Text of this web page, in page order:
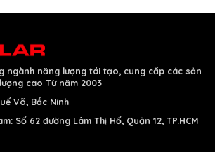
ngành năng lượng tái tạo, cung cấp các sản
cao Từ năm 2003
Võ, Bắc Ninh
Số 62 đường Lâm Thị Hố, Quận 12, TP.HCM